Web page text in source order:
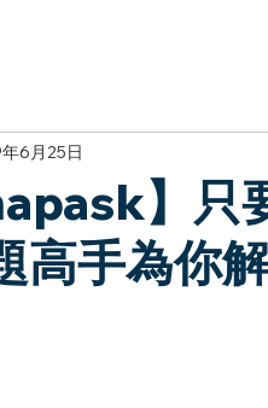
】
高手為你
6月25日